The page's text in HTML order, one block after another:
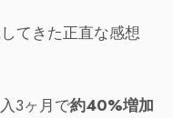
てきた正直な感想
3ヶ月で約40%増加